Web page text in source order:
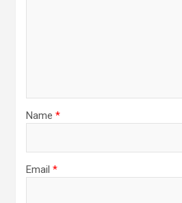
Name *
Email *